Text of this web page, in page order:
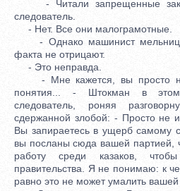
- Читали запрещенные
следователь.
- Нет. Все они малограмотные.
- Однако машинист мельницы
факта не отрицают.
- Это неправда.
- Мне кажется, вы просто не
понятия... - Штокман в
следователь, роняя
сдержанной злобой: - Просто не
Вы запираетесь в ущерб самому
вы посланы сюда вашей партией,
работу среди казаков,
правительства. Я не понимаю: к
равно это не может умалить вашей